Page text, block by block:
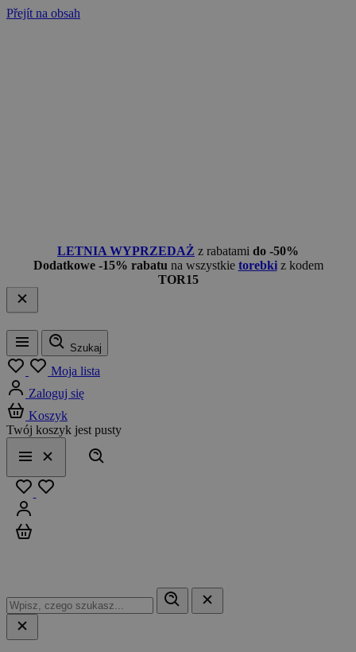
Přejít na obsah
LETNIA WYPRZEDAŻ z rabatami do -50%
Dodatkowe -15% rabatu na wszystkie torebkiz kodem
TOR15
Menu
Szukaj
Moja lista
Zaloguj się
Koszyk
Twój koszyk jest pusty
Menu
Zamknij